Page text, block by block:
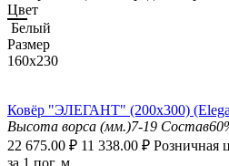
Цвет
Белый
Размер
160x230
Ковёр "ЭЛЕГАНТ" (200х300)
Высота ворса (мм.)7-19 Состав
22 675.00 ₽ 11 338.00 ₽ Розничная
за 1 пог. м.